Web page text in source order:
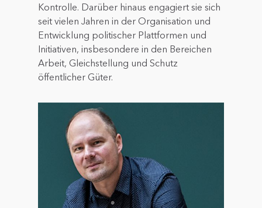
Kontrolle. Darüber hinaus engagiert sie sich
seit vielen Jahren in der Organisation und
Entwicklung politischer Plattformen und
Initiativen, insbesondere in den Bereichen
Arbeit, Gleichstellung und Schutz
öffentlicher Güter.